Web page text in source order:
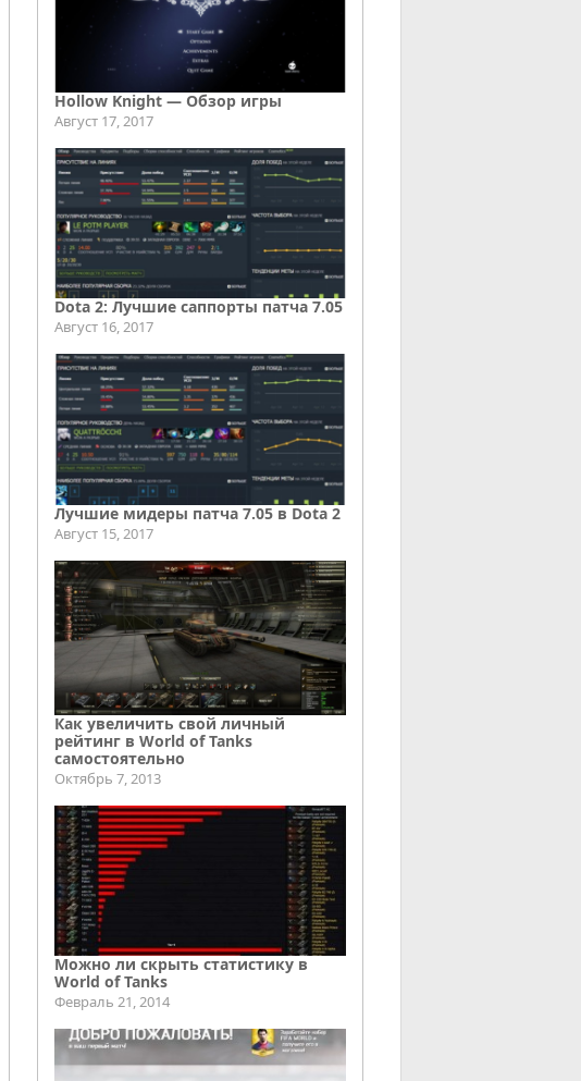
Hollow Knight — Обзор игры
Август 17, 2017
Dota 2: Лучшие саппорты патча 7.05
Август 16, 2017
Лучшие мидеры патча 7.05 в Dota 2
Август 15, 2017
Как увеличить свой личный
рейтинг в World of Tanks
самостоятельно
Октябрь 7, 2013
Можно ли скрыть статистику в
World of Tanks
Февраль 21, 2014